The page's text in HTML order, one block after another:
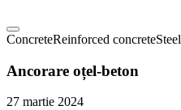
ConcreteReinforced concreteSteel
Ancorare oțel-beton
27 martie 2024